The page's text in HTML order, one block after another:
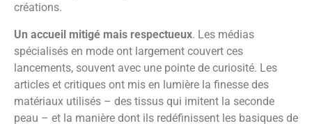
créations.
Un accueil mitigé mais respectueux. Les médias
spécialisés en mode ont largement couvert ces
lancements, souvent avec une pointe de curiosité. Les
articles et critiques ont mis en lumière la finesse des
matériaux utilisés – des tissus qui imitent la seconde
peau – et la manière dont ils redéfinissent les basiques de